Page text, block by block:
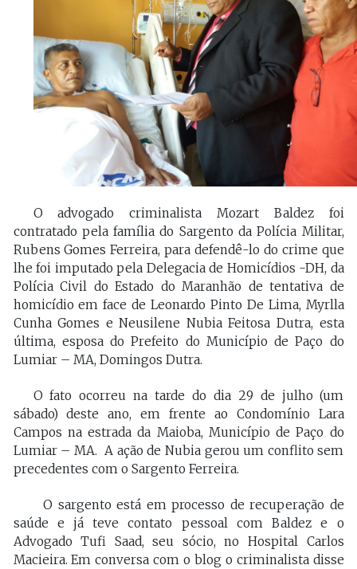
O advogado criminalista Mozart Baldez foi
contratado pela família do Sargento da Polícia Militar,
Rubens Gomes Ferreira, para defendê-lo do crime que
lhe foi imputado pela Delegacia de Homicídios -DH, da
Polícia Civil do Estado do Maranhão de tentativa de
homicídio em face de Leonardo Pinto De Lima, Myrlla
Cunha Gomes e Neusilene Nubia Feitosa Dutra, esta
última, esposa do Prefeito do Município de Paço do
Lumiar – MA, Domingos Dutra.
O fato ocorreu na tarde do dia 29 de julho (um
sábado) deste ano, em frente ao Condomínio Lara
Campos na estrada da Maioba, Município de Paço do
Lumiar – MA. A ação de Nubia gerou um conflito sem
precedentes com o Sargento Ferreira.
O sargento está em processo de recuperação de
saúde e já teve contato pessoal com Baldez e o
Advogado Tufi Saad, seu sócio, no Hospital Carlos
Macieira. Em conversa com o blog o criminalista disse